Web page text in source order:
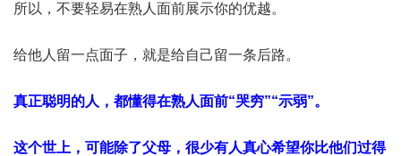
所以，不要轻易在熟人面前展示你的优越。
给他人留一点面子，就是给自己留一条后路。
真正聪明的人，都懂得在熟人面前“哭穷”“示弱”。
这个世上，可能除了父母，很少有人真心希望你比他们过得